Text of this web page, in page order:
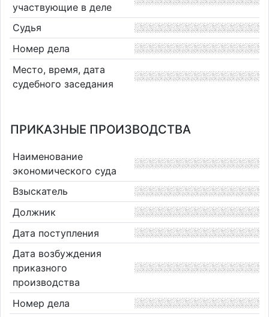
участвующие в деле
Судья
Номер дела
Место, время, дата
судебного заседания
ПРИКАЗНЫЕ ПРОИЗВОДСТВА
Наименование
экономического суда
Взыскатель
Должник
Дата поступления
Дата возбуждения
приказного
производства
Номер дела